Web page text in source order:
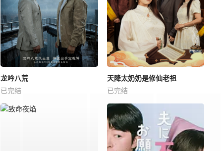
龙吟八荒
已完结
天降太奶奶是修仙老祖
已完结